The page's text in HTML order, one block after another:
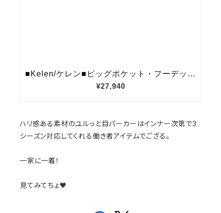
ハリ感ある素材のユルっと目パーカーはインナー次第で3
シーズン対応してくれる働き者アイテムでござる。
一家に一着！
見てみてちょ🖤